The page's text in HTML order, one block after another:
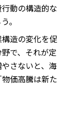
動の構造的な
。
造の変化を促
で、それが定
さないと、海
価高騰は新た